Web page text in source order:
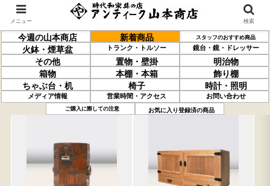
今週の山本商店 新着商品 スタッフのおすすめ商品
火鉢・煙草盆 トランク・トルソー 鏡台・鏡・ドレッサー
その他 置物・壁掛
明治物
箱物
本棚・本箱
飾り棚
ちゃぶ台・机
椅子 時計・照明
メディア情報 営業時間・アクセス お問い合わせ
ご購入に際しての注意 お気に入り登録済の商品
過去の取り扱い商品(4月10日分) 売約済の商品を非表示にする
メニュー 検索